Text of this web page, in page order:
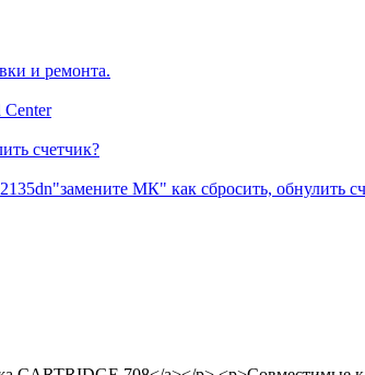
и ремонта.
счетчик?
МК" как сбросить, обнулить